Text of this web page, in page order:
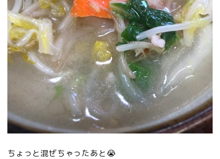
ちょっと混ぜちゃったあと😭